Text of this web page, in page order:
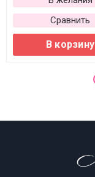
Сравнить
В корзину